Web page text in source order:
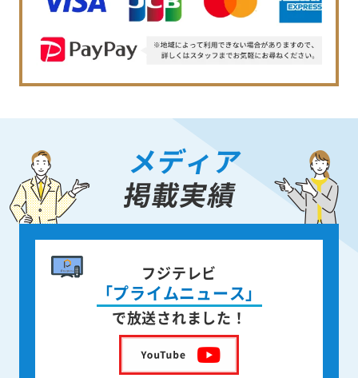
メディア
掲載実績
書籍出版
身近な人が
亡くなった後の遺品整理
を出版しました！